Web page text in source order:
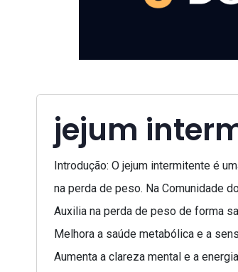
jejum
Introdução: O jejum intermitente é
na perda de peso. Na Comunidade
Auxilia na perda de peso de forma
Melhora a saúde metabólica e a
Aumenta a clareza mental e a